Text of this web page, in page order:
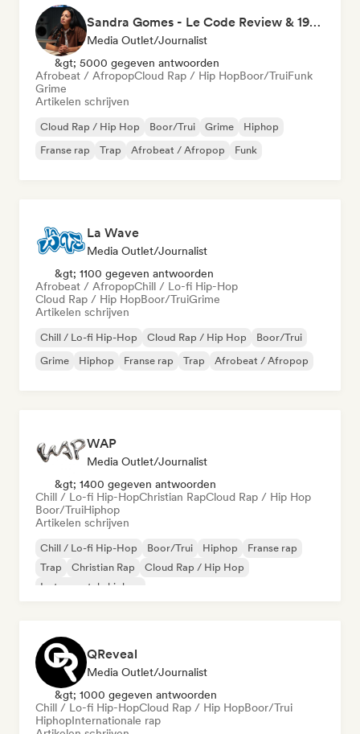
Sandra Gomes - Le Code Review & 1993initiales
Media Outlet/Journalist
&gt; 5000 gegeven antwoorden
Afrobeat / AfropopCloud Rap / Hip HopBoor/TruiFunk
Grime
Artikelen schrijven
Cloud Rap / Hip Hop Boor/Trui Grime
Hiphop
Franse rap
Trap Afrobeat / Afropop Funk
La Wave
Media Outlet/Journalist
&gt; 1100 gegeven antwoorden
Afrobeat / AfropopChill / Lo-fi Hip-Hop
Cloud Rap / Hip HopBoor/TruiGrime
Artikelen schrijven
Chill / Lo-fi Hip-Hop Cloud Rap / Hip Hop
Boor/Trui
Grime
Hiphop Franse rap Trap Afrobeat / Afropop
WAP
Media Outlet/Journalist
&gt; 1400 gegeven antwoorden
Chill / Lo-fi Hip-HopChristian RapCloud Rap / Hip Hop
Boor/TruiHiphop
Artikelen schrijven
Chill / Lo-fi Hip-Hop Boor/Trui Hiphop
Franse rap
Trap
Christian Rap
Cloud Rap / Hip Hop
Instrumentale hiphop
QReveal
Media Outlet/Journalist
&gt; 1000 gegeven antwoorden
Chill / Lo-fi Hip-HopCloud Rap / Hip HopBoor/Trui
HiphopInternationale rap